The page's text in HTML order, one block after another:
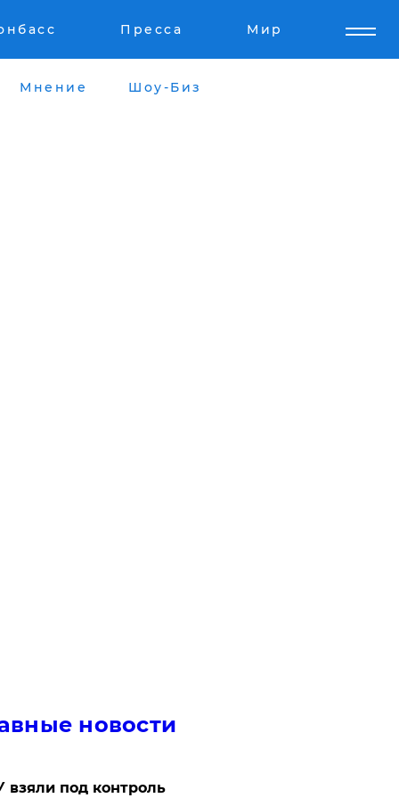
Пресса Мир
Мнение Шоу-Биз
новости
взяли под контроль